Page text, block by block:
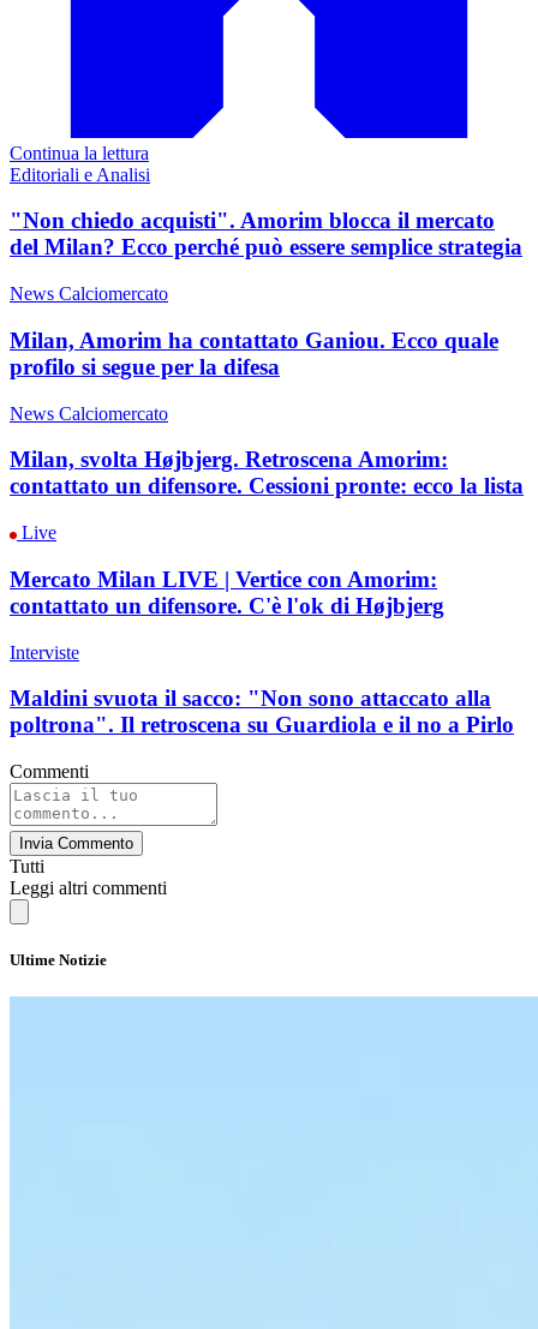
Continua la lettura
Editoriali e Analisi
"Non chiedo acquisti". Amorim blocca il mercato
del Milan? Ecco perché può essere semplice strategia
News Calciomercato
Milan, Amorim ha contattato Ganiou. Ecco quale
profilo si segue per la difesa
News Calciomercato
Milan, svolta Højbjerg. Retroscena Amorim:
contattato un difensore. Cessioni pronte: ecco la lista
Live
Mercato Milan LIVE | Vertice con Amorim:
contattato un difensore. C'è l'ok di Højbjerg
Interviste
Maldini svuota il sacco: "Non sono attaccato alla
poltrona". Il retroscena su Guardiola e il no a Pirlo
Commenti
Invia Commento
Tutti
Leggi altri commenti
Ultime Notizie